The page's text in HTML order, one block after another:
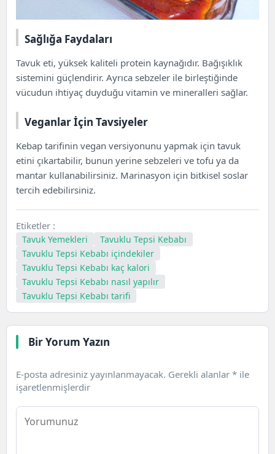
Sağlığa Faydaları
Tavuk eti, yüksek kaliteli protein kaynağıdır. Bağışıklık
sistemini güçlendirir. Ayrıca sebzeler ile birleştiğinde
vücudun ihtiyaç duyduğu vitamin ve mineralleri sağlar.
Veganlar İçin Tavsiyeler
Kebap tarifinin vegan versiyonunu yapmak için tavuk
etini çıkartabilir, bunun yerine sebzeleri ve tofu ya da
mantar kullanabilirsiniz. Marinasyon için bitkisel soslar
tercih edebilirsiniz.
Etiketler :
Tavuk Yemekleri
Tavuklu Tepsi Kebabı
Tavuklu Tepsi Kebabı içindekiler
Tavuklu Tepsi Kebabı kaç kalori
Tavuklu Tepsi Kebabı nasıl yapılır
Tavuklu Tepsi Kebabı tarifi
Bir Yorum Yazın
E-posta adresiniz yayınlanmayacak. Gerekli alanlar * ile
işaretlenmişlerdir